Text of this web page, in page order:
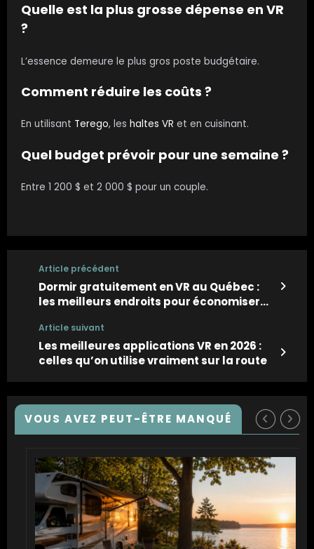
Quelle est la plus grosse dépense en VR
?
L’essence demeure le plus gros poste budgétaire.
Comment réduire les coûts ?
En utilisant Terego, les haltes VR et en cuisinant.
Quel budget prévoir pour une semaine ?
Entre 1 200 $ et 2 000 $ pour un couple.
Article précédent
Dormir gratuitement en VR au Québec :
les meilleurs endroits pour économiser
Article suivant
Les meilleures applications VR en 2026 :
celles qu’on utilise vraiment sur la route
VOUS AVEZ PEUT-ÊTRE MANQUÉ